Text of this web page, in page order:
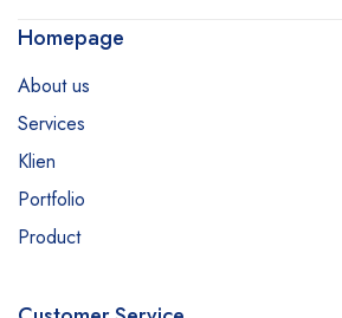
Homepage
About us
Services
Klien
Portfolio
Product